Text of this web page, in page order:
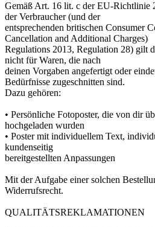
Gemäß Art. 16 lit. c der EU-Richtlinie
der Verbraucher (und der
entsprechenden britischen Consumer
Cancellation and Additional Charges)
Regulations 2013, Regulation 28) gilt
nicht für Waren, die nach
deinen Vorgaben angefertigt oder
Bedürfnisse zugeschnitten sind.
Dazu gehören:
• Persönliche Fotoposter, die von dir
hochgeladen wurden
• Poster mit individuellem Text,
kundenseitig
bereitgestellten Anpassungen
Mit der Aufgabe einer solchen
Widerrufsrecht.
QUALITÄTSREKLAMATIONEN